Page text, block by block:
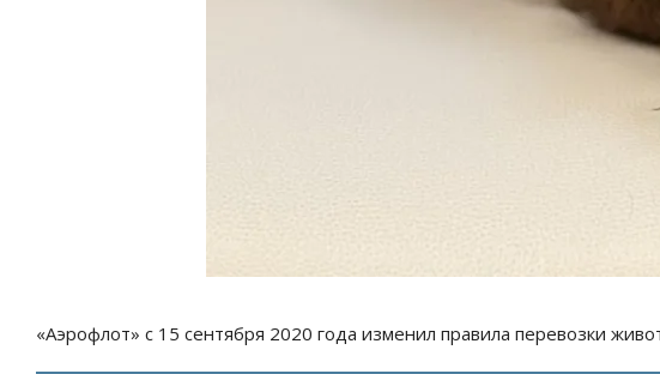
«Аэрофлот» с 15 сентября 2020 года изменил правила перевозки